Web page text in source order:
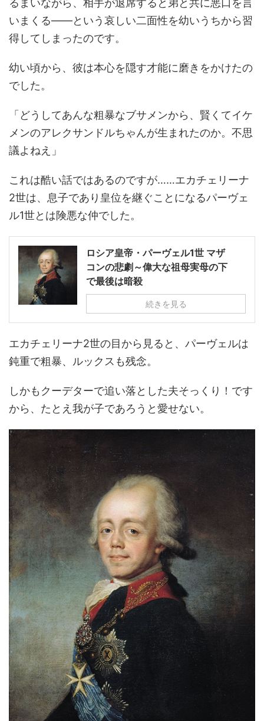
るまいながら、相手が退席すると弟と共に悪口を言
いまくる――という哀しい二面性を幼いうちから習
得してしまったのです。
幼い頃から、彼は本心を隠す才能に磨きをかけたの
でした。
「どうしてあんな粗暴なブサメンから、賢くてイケ
メンのアレクサンドルちゃんが生まれたのか。不思
議よねえ」
これは酷い話ではあるのですが……エカチェリーナ
2世は、息子であり皇位を継ぐことになるパーヴェ
ル1世とは険悪な仲でした。
ロシア皇帝・パーヴェル1世 マザ
コンの悲劇～偉大な祖母実母の下
で最後は暗殺
続きを見る
エカチェリーナ2世の目から見ると、パーヴェルは
鈍重で粗暴、ルックスも残念。
しかもクーデターで追い落とした夫そっくり！です
から、たとえ我が子であろうと愛せない。